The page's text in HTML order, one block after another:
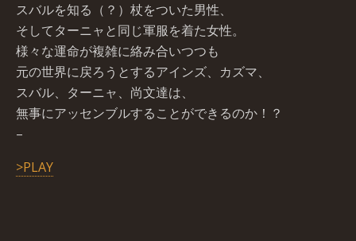
スバルを知る（？）杖をついた男性、
そしてターニャと同じ軍服を着た女性。
様々な運命が複雑に絡み合いつつも
元の世界に戻ろうとするアインズ、カズマ、
スバル、ターニャ、尚文達は、
無事にアッセンブルすることができるのか！？
–
>PLAY